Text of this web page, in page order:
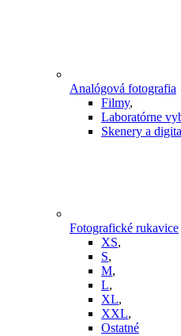
Analógová fotografia
Filmy,
Laboratórne
Skenery a
Fotografické rukavice
XS,
S,
M,
L,
XL,
XXL,
Ostatné